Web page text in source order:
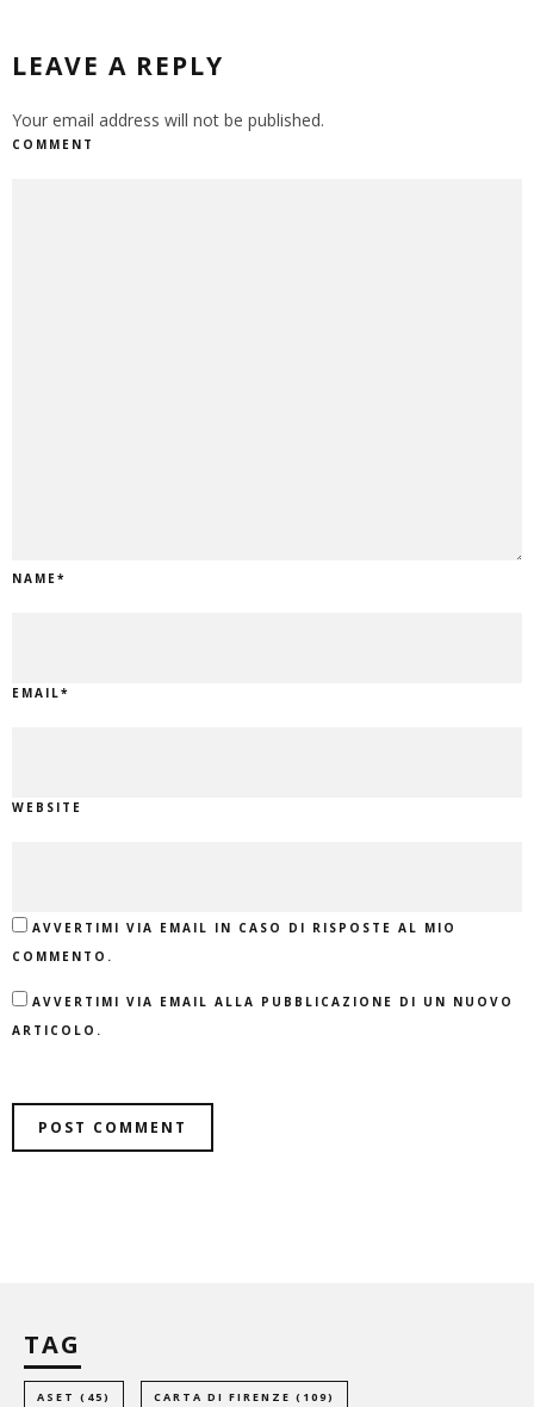
LEAVE A REPLY
Your email address will not be published.
COMMENT
NAME*
EMAIL*
WEBSITE
AVVERTIMI VIA EMAIL IN CASO DI RISPOSTE AL MIO
COMMENTO.
AVVERTIMI VIA EMAIL ALLA PUBBLICAZIONE DI UN NUOVO
ARTICOLO.
TAG
ASET (45) CARTA DI FIRENZE (109)